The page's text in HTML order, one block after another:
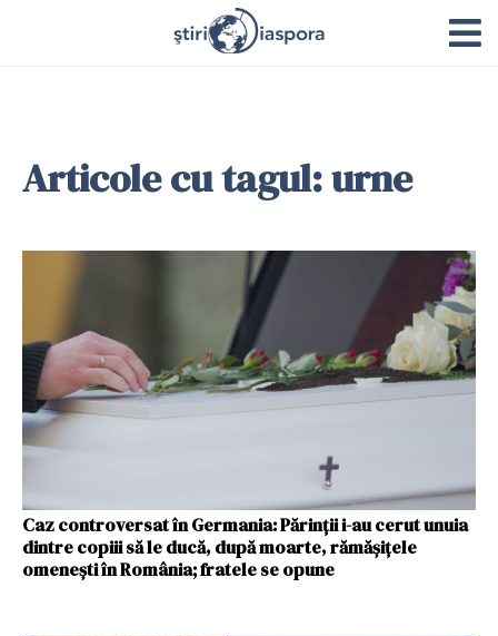
Articole cu tagul: urne
Caz controversat în Germania: Părinții i-au cerut unuia
dintre copiii să le ducă, după moarte, rămășițele
omenești în România; fratele se opune